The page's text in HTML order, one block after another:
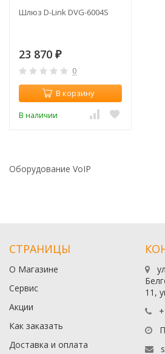
Шлюз D-Link DVG-6004S
23 870 ₽
0
В корзину
В наличии
Оборудование VoIP
СТРАНИЦЫ
О Магазине
Сервис
Акции
Как заказать
Доставка и оплата
11,